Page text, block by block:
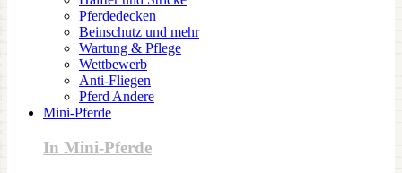
Pferdedecken
Beinschutz und mehr
Wartung & Pflege
Wettbewerb
Anti-Fliegen
Pferd Andere
Mini-Pferde
In Mini-Pferde